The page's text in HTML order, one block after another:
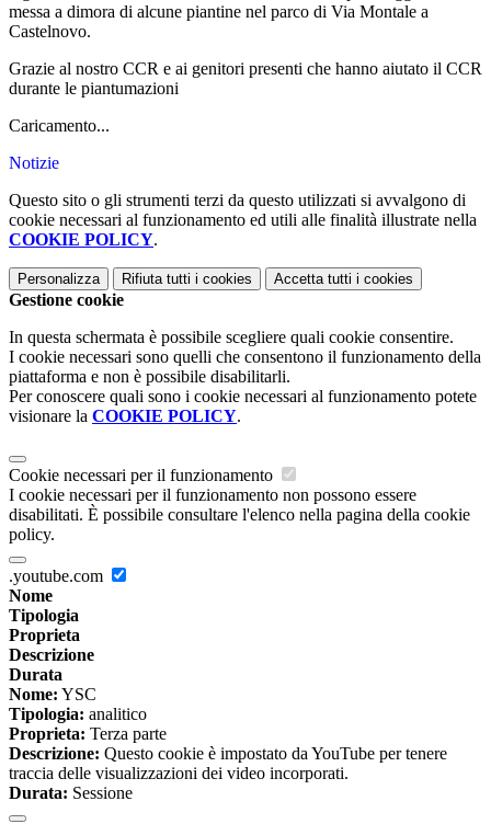
messa a dimora di alcune piantine nel parco di Via Montale a
Castelnovo.
Grazie al nostro CCR e ai genitori presenti che hanno aiutato il CCR
durante le piantumazioni
Caricamento...
Notizie
Questo sito o gli strumenti terzi da questo utilizzati si avvalgono di
cookie necessari al funzionamento ed utili alle finalità illustrate nella
COOKIE POLICY.
Personalizza Rifiuta tutti i cookies Accetta tutti i cookies
Gestione cookie
In questa schermata è possibile scegliere quali cookie consentire.
I cookie necessari sono quelli che consentono il funzionamento della
piattaforma e non è possibile disabilitarli.
Per conoscere quali sono i cookie necessari al funzionamento potete
visionare la COOKIE POLICY.
Cookie necessari per il funzionamento
I cookie necessari per il funzionamento non possono essere
disabilitati. È possibile consultare l'elenco nella pagina della cookie
policy.
.youtube.com
Nome
Tipologia
Proprieta
Descrizione
Durata
Nome: YSC
Tipologia: analitico
Proprieta: Terza parte
Descrizione: Questo cookie è impostato da YouTube per tenere
traccia delle visualizzazioni dei video incorporati.
Durata: Sessione